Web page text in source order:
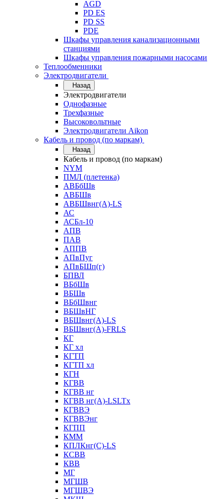
AGD
PD ES
PD SS
PDE
Шкафы управления канализационными
станциями
Шкафы управления пожарными насосами
Теплообменники
Электродвигатели
Назад
Электродвигатели
Однофазные
Трехфазные
Высоковольтные
Электродвигатели Aikon
Кабель и провод (по маркам)
Назад
Кабель и провод (по маркам)
NYM
ПМЛ (плетенка)
АВБбШв
АВБШв
АВБШвнг(А)-LS
АС
АСБл-10
АПВ
ПАВ
АППВ
АПвПуг
АПвБШп(г)
БПВЛ
ВБбШв
ВБШв
ВБбШвнг
ВБШвНГ
ВБШвнг(А)-LS
ВБШвнг(А)-FRLS
КГ
КГ хл
КГТП
КГТП хл
КГН
КГВВ
КГВВ нг
КГВВ нг(А)-LSLTx
КГВВЭ
КГВВЭнг
КГПП
КММ
КПЛКнг(C)-LS
КСВВ
КВВ
МГ
МГШВ
МГШВЭ